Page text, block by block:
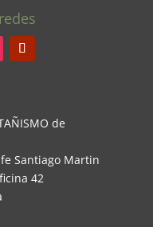
de
Santiago Martin
42